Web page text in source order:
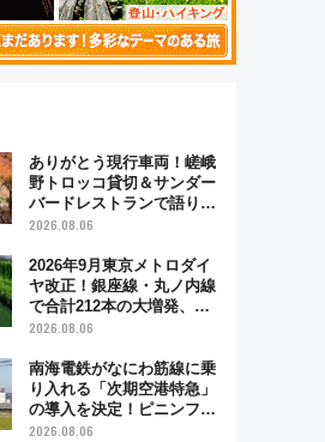
ありがとう現行車両！嵯峨
野トロッコ貸切＆サンダー
バードレストランで語り合
う秋の京都 斉藤雪乃＆福
日「京都の鉄道満喫ツア
ー」開催
2026.08.06
2026年9月東京メトロダイ
ヤ改正！銀座線・丸ノ内線
で合計212本の大増発、混
雑緩和に期待
2026.08.06
南海電鉄がなにわ筋線に乗
り入れる「次期空港特急」
の導入を決定！ピニンファ
リーナによる日本初の鉄道
2026.08.06